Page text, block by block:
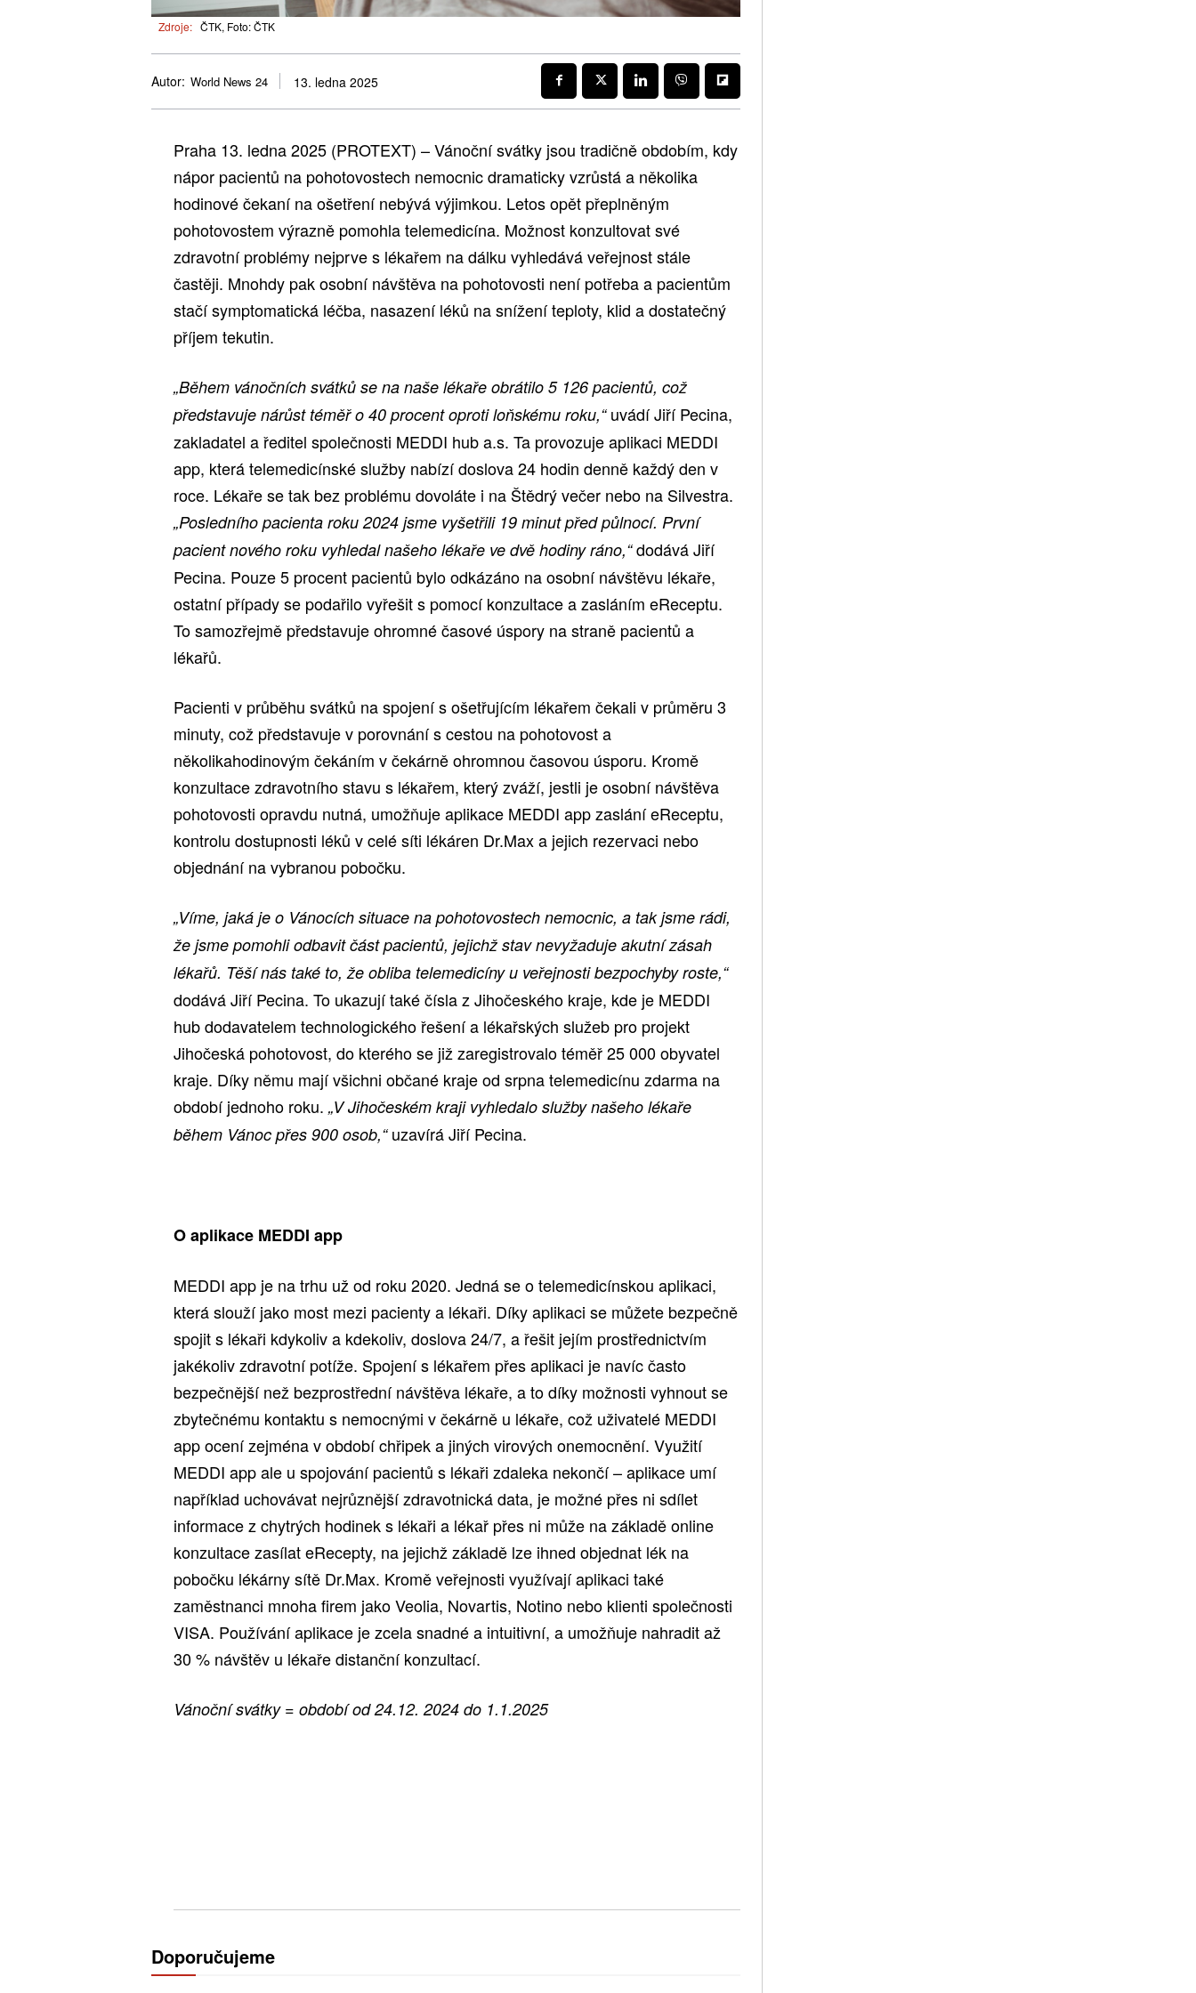
Zdroje: ČTK, Foto: ČTK
Autor: World News 24 13. ledna 2025
Praha 13. ledna 2025 (PROTEXT) – Vánoční svátky jsou tradičně obdobím, kdy
nápor pacientů na pohotovostech nemocnic dramaticky vzrůstá a několika
hodinové čekaní na ošetření nebývá výjimkou. Letos opět přeplněným
pohotovostem výrazně pomohla telemedicína. Možnost konzultovat své
zdravotní problémy nejprve s lékařem na dálku vyhledává veřejnost stále
častěji. Mnohdy pak osobní návštěva na pohotovosti není potřeba a pacientům
stačí symptomatická léčba, nasazení léků na snížení teploty, klid a dostatečný
příjem tekutin.
„Během vánočních svátků se na naše lékaře obrátilo 5 126 pacientů, což
představuje nárůst téměř o 40 procent oproti loňskému roku,“uvádí Jiří Pecina,
zakladatel a ředitel společnosti MEDDI hub a.s. Ta provozuje aplikaci MEDDI
app, která telemedicínské služby nabízí doslova 24 hodin denně každý den v
roce. Lékaře se tak bez problému dovoláte i na Štědrý večer nebo na Silvestra.
„Posledního pacienta roku 2024 jsme vyšetřili 19 minut před půlnocí. První
pacient nového roku vyhledal našeho lékaře ve dvě hodiny ráno,“dodává Jiří
Pecina. Pouze 5 procent pacientů bylo odkázáno na osobní návštěvu lékaře,
ostatní případy se podařilo vyřešit s pomocí konzultace a zasláním eReceptu.
To samozřejmě představuje ohromné časové úspory na straně pacientů a
lékařů.
Pacienti v průběhu svátků na spojení s ošetřujícím lékařem čekali v průměru 3
minuty, což představuje v porovnání s cestou na pohotovost a
několikahodinovým čekáním v čekárně ohromnou časovou úsporu. Kromě
konzultace zdravotního stavu s lékařem, který zváží, jestli je osobní návštěva
pohotovosti opravdu nutná, umožňuje aplikace MEDDI app zaslání eReceptu,
kontrolu dostupnosti léků v celé síti lékáren Dr.Max a jejich rezervaci nebo
objednání na vybranou pobočku.
„Víme, jaká je o Vánocích situace na pohotovostech nemocnic, a tak jsme rádi,
že jsme pomohli odbavit část pacientů, jejichž stav nevyžaduje akutní zásah
lékařů. Těší nás také to, že obliba telemedicíny u veřejnosti bezpochyby roste,“
dodává Jiří Pecina. To ukazují také čísla z Jihočeského kraje, kde je MEDDI
hub dodavatelem technologického řešení a lékařských služeb pro projekt
Jihočeská pohotovost, do kterého se již zaregistrovalo téměř 25 000 obyvatel
kraje. Díky němu mají všichni občané kraje od srpna telemedicínu zdarma na
období jednoho roku. „V Jihočeském kraji vyhledalo služby našeho lékaře
během Vánoc přes 900 osob,“uzavírá Jiří Pecina.
O aplikace MEDDI app
MEDDI app je na trhu už od roku 2020. Jedná se o telemedicínskou aplikaci,
která slouží jako most mezi pacienty a lékaři. Díky aplikaci se můžete bezpečně
spojit s lékaři kdykoliv a kdekoliv, doslova 24/7, a řešit jejím prostřednictvím
jakékoliv zdravotní potíže. Spojení s lékařem přes aplikaci je navíc často
bezpečnější než bezprostřední návštěva lékaře, a to díky možnosti vyhnout se
zbytečnému kontaktu s nemocnými v čekárně u lékaře, což uživatelé MEDDI
app ocení zejména v období chřipek a jiných virových onemocnění. Využití
MEDDI app ale u spojování pacientů s lékaři zdaleka nekončí – aplikace umí
například uchovávat nejrůznější zdravotnická data, je možné přes ni sdílet
informace z chytrých hodinek s lékaři a lékař přes ni může na základě online
konzultace zasílat eRecepty, na jejichž základě lze ihned objednat lék na
pobočku lékárny sítě Dr.Max. Kromě veřejnosti využívají aplikaci také
zaměstnanci mnoha firem jako Veolia, Novartis, Notino nebo klienti společnosti
VISA. Používání aplikace je zcela snadné a intuitivní, a umožňuje nahradit až
30 % návštěv u lékaře distanční konzultací.
Vánoční svátky = období od 24.12. 2024 do 1.1.2025
Doporučujeme